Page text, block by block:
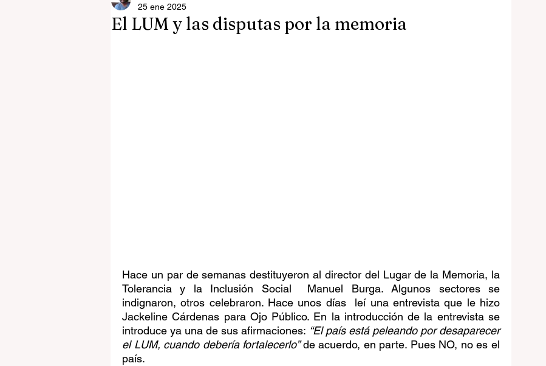
El LUM y las disputas por la memoria
25 ene 2025
Hace un par de semanas destituyeron al director del Lugar de la Memoria, la
Tolerancia y la Inclusión Social  Manuel Burga. Algunos sectores se
indignaron, otros celebraron. Hace unos días  leí una entrevista que le hizo
Jackeline Cárdenas para Ojo Público. En la introducción de la entrevista se
introduce ya una de sus afirmaciones: “El país está peleando por desaparecer
el LUM, cuando debería fortalecerlo” de acuerdo, en parte. Pues NO, no es el
país.